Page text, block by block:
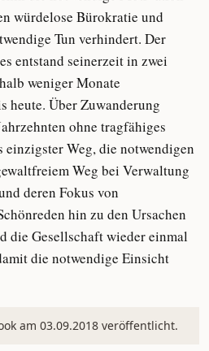
würdelose Bürokratie und
Tun verhindert. Der
entstand seinerzeit in zwei
weniger Monate
heute. Über Zuwanderung
ohne tragfähiges
einzigster Weg, die notwendigen
Weg bei Verwaltung
deren Fokus von
hin zu den Ursachen
die Gesellschaft wieder einmal
die notwendige Einsicht
am 03.09.2018 veröffentlicht.